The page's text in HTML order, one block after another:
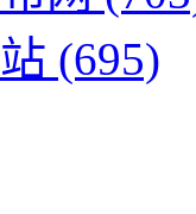
(695)